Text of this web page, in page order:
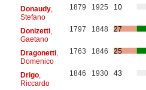
Donaudy,
Stefano
1879 1925 10
Donizetti,
Gaetano
1797 1848 27
Dragonetti,
Domenico
1763 1846 25
Drigo,
Riccardo
1846 1930 43